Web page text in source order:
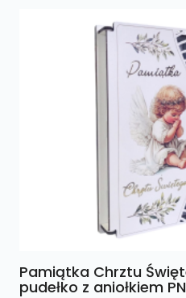
Pamiątka Chrztu
pudełko z aniołkiem